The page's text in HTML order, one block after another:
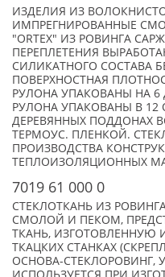
ИЗДЕЛИЯ ИЗ
ИМПРЕГНИРОВАННЫЕ
"ORTEX" ИЗ РОВИНГА
ПЕРЕПЛЕТЕНИЯ
СИЛИКАТНОГО СОСТАВА
ПОВЕРХНОСТНАЯ
РУЛОНА УПАКОВАНЫ НА 6
РУЛОНА УПАКОВАНЫ В 12
ДЕРЕВЯННЫХ ПОДДОНАХ
ТЕРМОУС. ПЛЕНКОЙ.
ПРОИЗВОДСТВА
ТЕПЛОИЗОЛЯЦИОННЫХ
7019 61 000 0
СТЕКЛОТКАНЬ ИЗ
СМОЛОЙ И ПЕКОМ,
ТКАНЬ, ИЗГОТОВЛЕННУЮ
ТКАЦКИХ СТАНКАХ
ОСНОВА-СТЕКЛОРОВИНГ,